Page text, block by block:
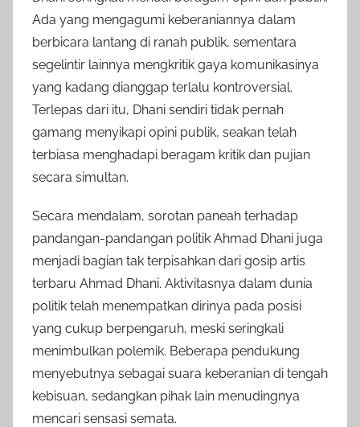
Ada yang mengagumi keberaniannya dalam
berbicara lantang di ranah publik, sementara
segelintir lainnya mengkritik gaya komunikasinya
yang kadang dianggap terlalu kontroversial.
Terlepas dari itu, Dhani sendiri tidak pernah
gamang menyikapi opini publik, seakan telah
terbiasa menghadapi beragam kritik dan pujian
secara simultan.
Secara mendalam, sorotan paneah terhadap
pandangan-pandangan politik Ahmad Dhani juga
menjadi bagian tak terpisahkan dari gosip artis
terbaru Ahmad Dhani. Aktivitasnya dalam dunia
politik telah menempatkan dirinya pada posisi
yang cukup berpengaruh, meski seringkali
menimbulkan polemik. Beberapa pendukung
menyebutnya sebagai suara keberanian di tengah
kebisuan, sedangkan pihak lain menudingnya
mencari sensasi semata.